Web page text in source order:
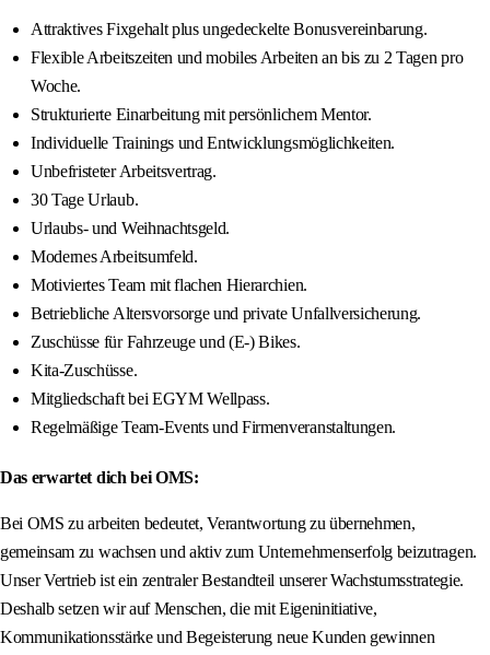
Attraktives Fixgehalt plus ungedeckelte Bonusvereinbarung.
Flexible Arbeitszeiten und mobiles Arbeiten an bis zu 2 Tagen pro
Woche.
Strukturierte Einarbeitung mit persönlichem Mentor.
Individuelle Trainings und Entwicklungsmöglichkeiten.
Unbefristeter Arbeitsvertrag.
30 Tage Urlaub.
Urlaubs- und Weihnachtsgeld.
Modernes Arbeitsumfeld.
Motiviertes Team mit flachen Hierarchien.
Betriebliche Altersvorsorge und private Unfallversicherung.
Zuschüsse für Fahrzeuge und (E-) Bikes.
Kita-Zuschüsse.
Mitgliedschaft bei EGYM Wellpass.
Regelmäßige Team-Events und Firmenveranstaltungen.
Das erwartet dich bei OMS:
Bei OMS zu arbeiten bedeutet, Verantwortung zu übernehmen,
gemeinsam zu wachsen und aktiv zum Unternehmenserfolg beizutragen.
Unser Vertrieb ist ein zentraler Bestandteil unserer Wachstumsstrategie.
Deshalb setzen wir auf Menschen, die mit Eigeninitiative,
Kommunikationsstärke und Begeisterung neue Kunden gewinnen